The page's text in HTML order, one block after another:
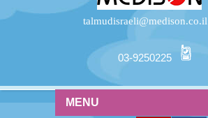
talmudisraeli@medison.co.il
03-9250225
MENU